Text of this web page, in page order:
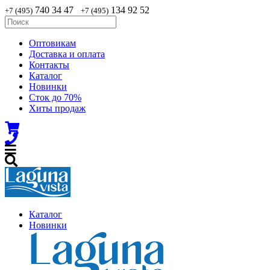
+7 (495) 740 34 47 +7 (495) 134 92 52
Оптовикам
Доставка и оплата
Контакты
Каталог
Новинки
Сток до 70%
Хиты продаж
Каталог
Новинки